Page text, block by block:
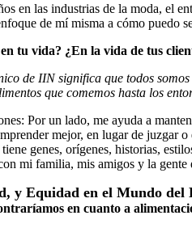
en las industrias de la moda, el
de mí misma a cómo puedo
tu vida? ¿En la vida de tus
de IIN significa que todos
que comemos hasta los
Por un lado, me ayuda a
mejor, en lugar de juzgar
genes, orígenes, historias,
mi familia, mis amigos y la gente
y Equidad en el Mundo del
en cuanto a